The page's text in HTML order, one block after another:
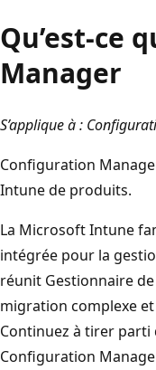
Qu’est-ce
Manager
S’applique à :
Configuration
Intune de produits.
La Microsoft Intune
intégrée pour la
réunit Gestionnaire
migration complexe
Continuez à tirer parti
Configuration